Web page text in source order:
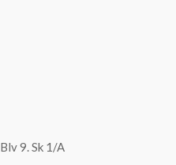
9. Sk 1/A